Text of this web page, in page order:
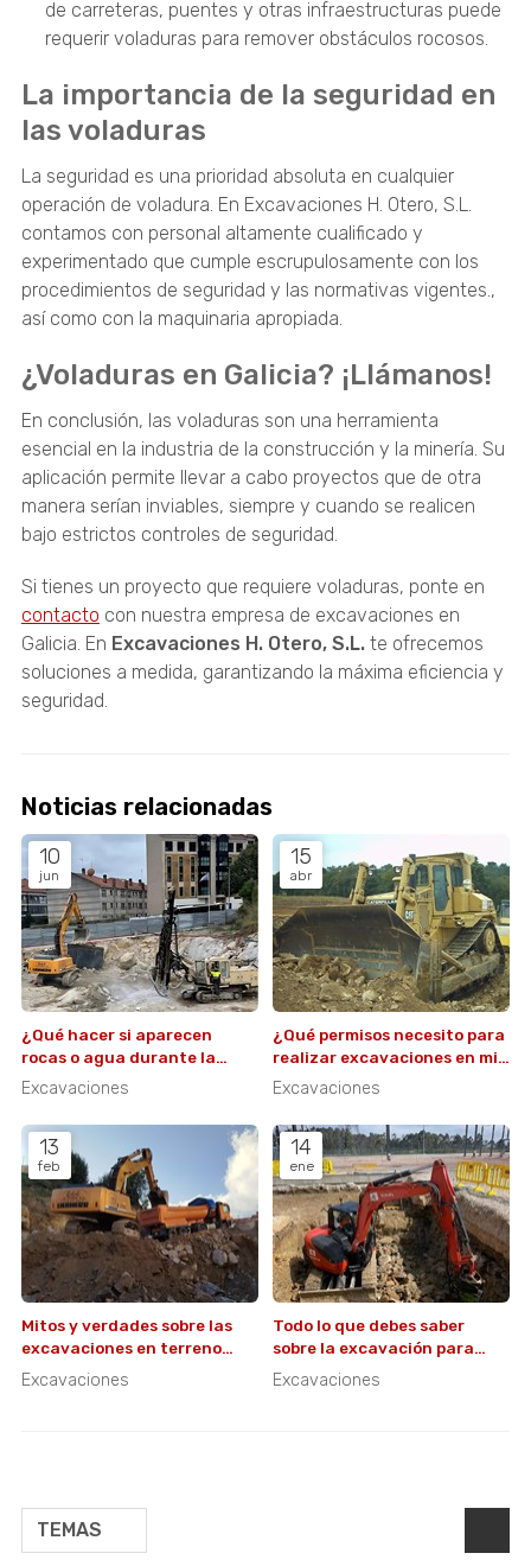
TEMAS
de carreteras, puentes y otras infraestructuras puede
requerir voladuras para remover obstáculos rocosos.
La importancia de la seguridad en
las voladuras
La seguridad es una prioridad absoluta en cualquier
operación de voladura. En Excavaciones H. Otero, S.L.
contamos con personal altamente cualificado y
experimentado que cumple escrupulosamente con los
procedimientos de seguridad y las normativas vigentes.,
así como con la maquinaria apropiada.
¿Voladuras en Galicia? ¡Llámanos!
En conclusión, las voladuras son una herramienta
esencial en la industria de la construcción y la minería. Su
aplicación permite llevar a cabo proyectos que de otra
manera serían inviables, siempre y cuando se realicen
bajo estrictos controles de seguridad.
Si tienes un proyecto que requiere voladuras, ponte en
contacto con nuestra empresa de excavaciones en
Galicia. En Excavaciones H. Otero, S.L.te ofrecemos
soluciones a medida, garantizando la máxima eficiencia y
seguridad.
Noticias relacionadas
10
jun
¿Qué hacer si aparecen
rocas o agua durante la
excavación?
Excavaciones
15
abr
¿Qué permisos necesito para
realizar excavaciones en mi
propiedad?
Excavaciones
13
feb
Mitos y verdades sobre las
excavaciones en terreno
rocoso
Excavaciones
14
ene
Todo lo que debes saber
sobre la excavación para
cimentaciones profundas
Excavaciones